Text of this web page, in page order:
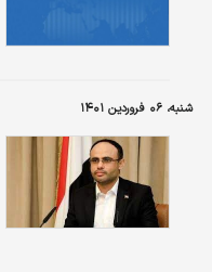
شنبه، ۰۶ فروردین ۱۴۰۱